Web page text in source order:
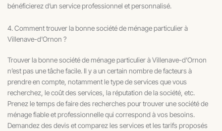
bénéficierez d’un service professionnel et personnalisé.
4. Comment trouver la bonne société de ménage particulier à
Villenave-d'Ornon ?
Trouver la bonne société de ménage particulier à Villenave-d’Ornon
n’est pas une tâche facile. Il y a un certain nombre de facteurs à
prendre en compte, notamment le type de services que vous
recherchez, le coût des services, la réputation de la société, etc.
Prenez le temps de faire des recherches pour trouver une société de
ménage fiable et professionnelle qui correspond à vos besoins.
Demandez des devis et comparez les services et les tarifs proposés